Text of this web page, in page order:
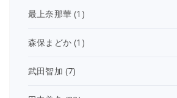
最上奈那華 (1)
森保まどか (1)
武田智加 (7)